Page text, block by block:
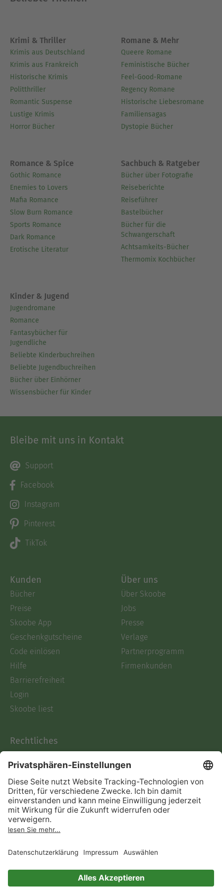
Krimi & Thriller
Krimis aus Deutschland
Krimis aus Frankreich
Historische Krimis
Politthriller
Romantic Suspense
Lustige Krimis
Horror Bücher
Romane & Mehr
Queere Romane
Feministische Bücher
Feel-Good-Romane
Regency Romane
Historische Liebesromane
Familiensagas
Dystopie Bücher
Romance & Spice
Gothic Romance
Enemies to Lovers
Mafia Romance
Slow Burn Romance
Sports Romance
Dark Romance
Erotische Literatur
Sachbuch & Ratgeber
Bücher über Fotografie
Reiseberichte
Reiseführer
Bastelbücher
Bücher für die
Schwangerschaft
Achtsamkeits-Bücher
Thermomix Kochbücher
Kinder & Jugend
Jugendromane
Romance
Fantasybücher für
Jugendliche
Beliebte Kinderbuchreihen
Beliebte Jugendbuchreihen
Bücher über Einhörner
Wissensbücher für Kinder
Bleibe mit uns in Kontakt
Support
Facebook
Instagram
Pinterest
TikTok
Kunden
Bücher
Preise
Skoobe App
Geschenkgutscheine
Code einlösen
Hilfe
Barrierefreiheit
Login
Skoobe liest
Über uns
Über Skoobe
Jobs
Presse
Verlage
Partnerprogramm
Firmenkunden
Rechtliches
AGB
Informationen nach Data
Act
Verträge hier kündigen
Impressum